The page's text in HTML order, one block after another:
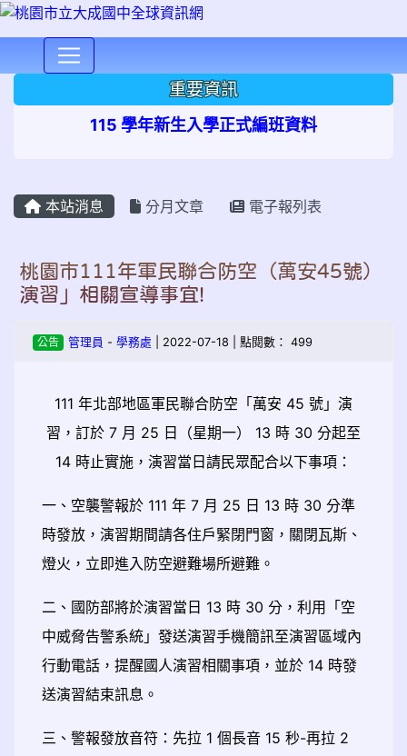
重要資訊
115 學年新生入學正式編班資料
本站消息 分月文章 電子報列表
桃園市111年軍民聯合防空（萬安45號）
演習」相關宣導事宜!
公告 管理員 - 學務處 | 2022-07-18 | 點閱數： 499
111 年北部地區軍民聯合防空「萬安 45 號」演
習，訂於 7 月 25 日（星期一） 13 時 30 分起至
14 時止實施，演習當日請民眾配合以下事項：
一、空襲警報於 111 年 7 月 25 日 13 時 30 分準
時發放，演習期間請各住戶緊閉門窗，關閉瓦斯、
燈火，立即進入防空避難場所避難。
二、國防部將於演習當日 13 時 30 分，利用「空
中威脅告警系統」發送演習手機簡訊至演習區域內
行動電話，提醒國人演習相關事項，並於 14 時發
送演習結束訊息。
三、警報發放音符：先拉 1 個長音 15 秒-再拉 2